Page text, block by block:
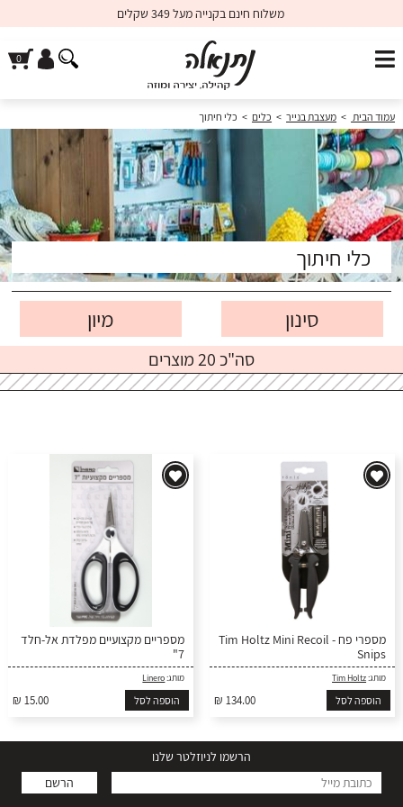
משלוח חינם בקנייה מעל 349 שקלים
עמוד הבית > מעצבת בנייר > כלים > כלי חיתוך
כלי חיתוך
סינון
סה"כ 20 מוצרים
מספרי פח - Tim Holtz Mini Recoil
Snips
מותג:Tim Holtz
₪ 134.00 הוספה לסל
מספריים מקצועיים מפלדת אל-חלד
7"
מותג:Linero
₪ 15.00 הוספה לסל
הרשמו לניוזלטר שלנו
הרשם